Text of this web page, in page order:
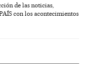
de las noticias,
con los acontecimientos